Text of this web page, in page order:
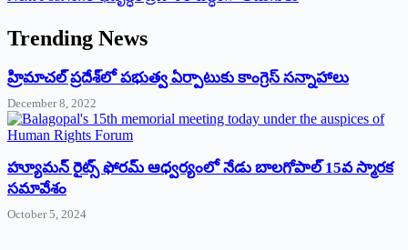
Trending News
‌హ్రిమాచల్‌ ‌ప్రదేశ్‌లో పభుత్వ ఏర్పాటుకు కాంగ్రెస్‌ ‌సన్నాహాలు
December 8, 2022
హ్యూమన్‌ రైట్స్‌ ఫోరమ్‌ ఆధ్వర్యంలో నేడు బాలగోపాల్‌ 15వ స్మారక
సమావేశం
October 5, 2024